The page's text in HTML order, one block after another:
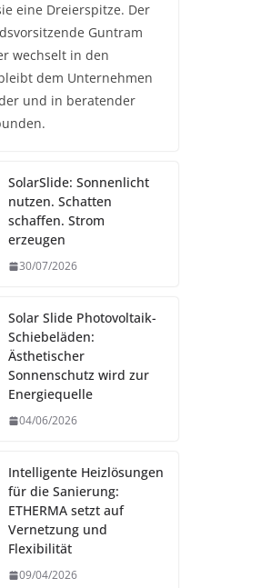
eine Dreierspitze. Der
Guntram
wechselt in den
dem Unternehmen
und in beratender
SolarSlide: Sonnenlicht
nutzen. Schatten
schaffen. Strom
erzeugen
30/07/2026
Solar Slide Photovoltaik-
Schiebeläden:
Ästhetischer
Sonnenschutz wird zur
Energiequelle
04/06/2026
Intelligente Heizlösungen
für die Sanierung:
ETHERMA setzt auf
Vernetzung und
Flexibilität
09/04/2026